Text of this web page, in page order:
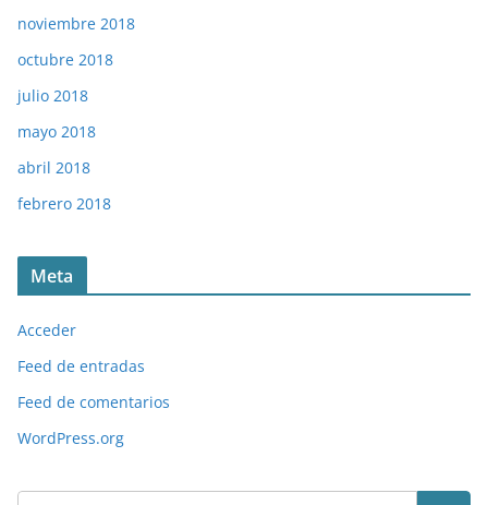
noviembre 2018
octubre 2018
julio 2018
mayo 2018
abril 2018
febrero 2018
Meta
Acceder
Feed de entradas
Feed de comentarios
WordPress.org